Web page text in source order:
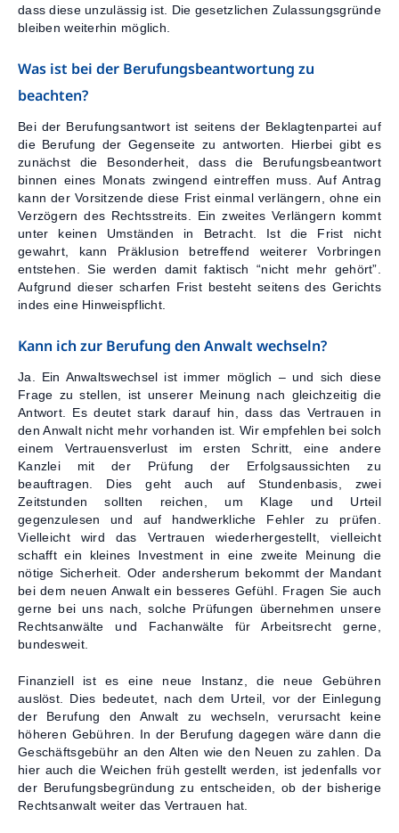
dass diese unzulässig ist. Die gesetzlichen Zulassungsgründe
bleiben weiterhin möglich.
Was ist bei der Berufungsbeantwortung zu
beachten?
Bei der Berufungsantwort ist seitens der Beklagtenpartei auf
die Berufung der Gegenseite zu antworten. Hierbei gibt es
zunächst die Besonderheit, dass die Berufungsbeantwort
binnen eines Monats zwingend eintreffen muss. Auf Antrag
kann der Vorsitzende diese Frist einmal verlängern, ohne ein
Verzögern des Rechtsstreits. Ein zweites Verlängern kommt
unter keinen Umständen in Betracht. Ist die Frist nicht
gewahrt, kann Präklusion betreffend weiterer Vorbringen
entstehen. Sie werden damit faktisch “nicht mehr gehört”.
Aufgrund dieser scharfen Frist besteht seitens des Gerichts
indes eine Hinweispflicht.
Kann ich zur Berufung den Anwalt wechseln?
Ja. Ein Anwaltswechsel ist immer möglich – und sich diese
Frage zu stellen, ist unserer Meinung nach gleichzeitig die
Antwort. Es deutet stark darauf hin, dass das Vertrauen in
den Anwalt nicht mehr vorhanden ist. Wir empfehlen bei solch
einem Vertrauensverlust im ersten Schritt, eine andere
Kanzlei mit der Prüfung der Erfolgsaussichten zu
beauftragen. Dies geht auch auf Stundenbasis, zwei
Zeitstunden sollten reichen, um Klage und Urteil
gegenzulesen und auf handwerkliche Fehler zu prüfen.
Vielleicht wird das Vertrauen wiederhergestellt, vielleicht
schafft ein kleines Investment in eine zweite Meinung die
nötige Sicherheit. Oder andersherum bekommt der Mandant
bei dem neuen Anwalt ein besseres Gefühl. Fragen Sie auch
gerne bei uns nach, solche Prüfungen übernehmen unsere
Rechtsanwälte und Fachanwälte für Arbeitsrecht gerne,
bundesweit.
Finanziell ist es eine neue Instanz, die neue Gebühren
auslöst. Dies bedeutet, nach dem Urteil, vor der Einlegung
der Berufung den Anwalt zu wechseln, verursacht keine
höheren Gebühren. In der Berufung dagegen wäre dann die
Geschäftsgebühr an den Alten wie den Neuen zu zahlen. Da
hier auch die Weichen früh gestellt werden, ist jedenfalls vor
der Berufungsbegründung zu entscheiden, ob der bisherige
Rechtsanwalt weiter das Vertrauen hat.